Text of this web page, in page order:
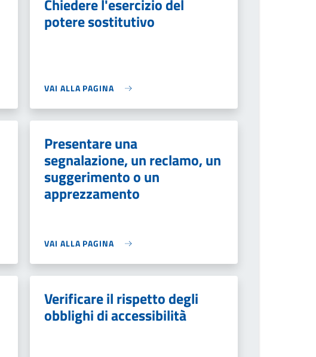
Chiedere l'esercizio del
potere sostitutivo
VAI ALLA PAGINA
Presentare una
segnalazione, un reclamo, un
suggerimento o un
apprezzamento
VAI ALLA PAGINA
Verificare il rispetto degli
obblighi di accessibilità